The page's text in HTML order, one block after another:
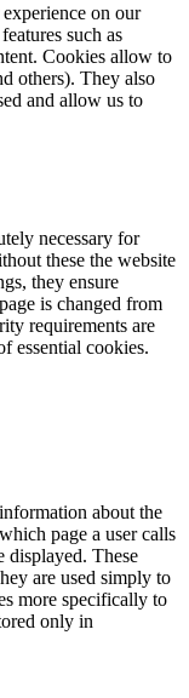
on our
such as
Cookies allow to
others). They also
and allow us to
necessary for
these the website
they ensure
is changed from
requirements are
essential cookies.
about the
page a user calls
displayed. These
are used simply to
more specifically to
only in